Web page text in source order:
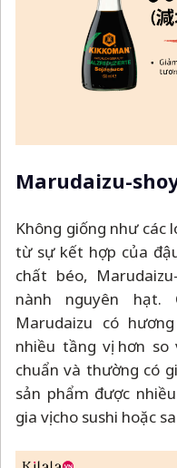
Marudaizu-
Không giống như các
từ sự kết hợp của
chất béo,
nành nguyên
Marudaizu có
nhiều tầng vị hơn
chuẩn và thường có
sản phẩm được
gia vị cho sushi hoặc